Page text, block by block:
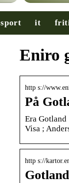
sport it
Eniro
http s://
På
Era
Visa ;
http s://